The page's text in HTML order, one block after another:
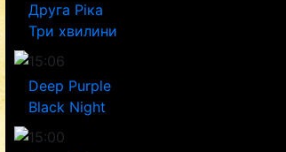
Друга Ріка
Три хвилини
15:06
Deep Purple
Black Night
15:00